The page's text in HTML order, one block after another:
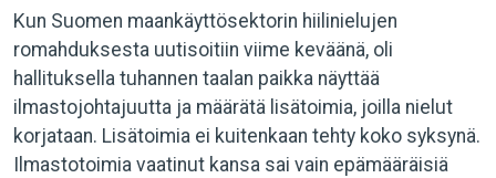
Kun Suomen maankäyttösektorin hiilinielujen
romahduksesta uutisoitiin viime keväänä, oli
hallituksella tuhannen taalan paikka näyttää
ilmastojohtajuutta ja määrätä lisätoimia, joilla nielut
korjataan. Lisätoimia ei kuitenkaan tehty koko syksynä.
Ilmastotoimia vaatinut kansa sai vain epämääräisiä